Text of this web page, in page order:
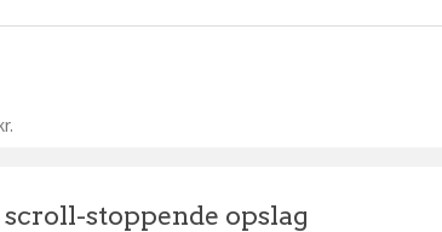
stoppende opslag